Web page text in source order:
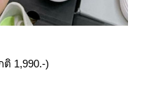
ติ 1,990.-)